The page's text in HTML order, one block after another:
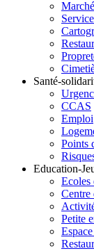
Santé-
CCAS
Emploi
Points
Education-
Ecoles
Centre
Petite